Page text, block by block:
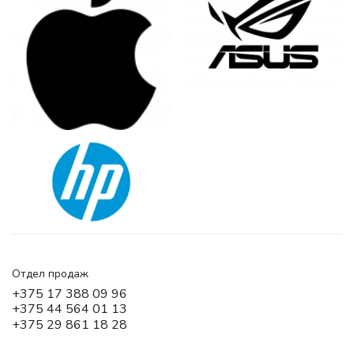
Отдел продаж
+375 17 388 09 96
+375 44 564 01 13
+375 29 861 18 28